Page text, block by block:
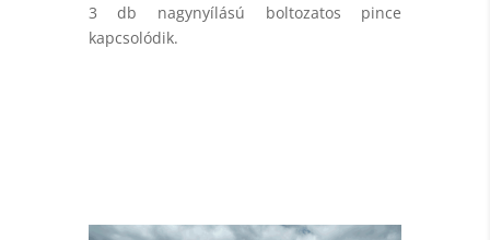
3 db nagynyílású boltozatos pince
kapcsolódik.